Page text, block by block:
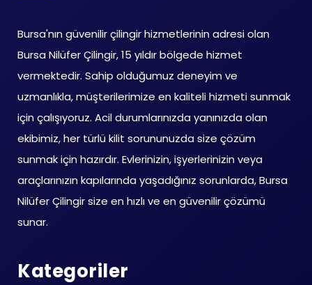
Bursa'nın güvenilir çilingir hizmetlerinin adresi olan
Bursa Nilüfer Çilingir, 15 yıldır bölgede hizmet
vermektedir. Sahip olduğumuz deneyim ve
uzmanlıkla, müşterilerimize en kaliteli hizmeti sunmak
için çalışıyoruz. Acil durumlarınızda yanınızda olan
ekibimiz, her türlü kilit sorununuzda size çözüm
sunmak için hazırdır. Evlerinizin, işyerlerinizin veya
araçlarınızın kapılarında yaşadığınız sorunlarda, Bursa
Nilüfer Çilingir size en hızlı ve en güvenilir çözümü
sunar.
Kategoriler